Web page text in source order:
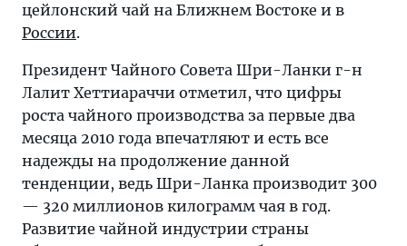
цейлонский чай на Ближнем Востоке и в
России.
Президент Чайного Совета Шри-Ланки г-н
Лалит Хеттиараччи отметил, что цифры
роста чайного производства за первые два
месяца 2010 года впечатляют и есть все
надежды на продолжение данной
тенденции, ведь Шри-Ланка производит 300
— 320 миллионов килограмм чая в год.
Развитие чайной индустрии страны